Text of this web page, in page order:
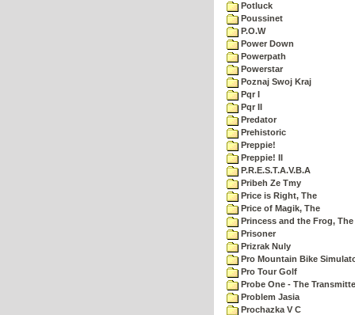
Potluck
Poussinet
P.O.W
Power Down
Powerpath
Powerstar
Poznaj Swoj Kraj
Pqr I
Pqr II
Predator
Prehistoric
Preppie!
Preppie! II
P.R.E.S.T.A.V.B.A
Pribeh Ze Tmy
Price is Right, The
Price of Magik, The
Princess and the Frog, The
Prisoner
Prizrak Nuly
Pro Mountain Bike
Pro Tour Golf
Probe One - The
Problem Jasia
Prochazka V C